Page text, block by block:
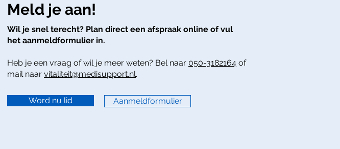
Meld je aan!
Wil je snel terecht? Plan direct een afspraak online of vul
het aanmeldformulier in.
Heb je een vraag of wil je meer weten? Bel naar 050-3182164 of
mail naar vitaliteit@medisupport.nl.
Word nu lid Aanmeldformulier